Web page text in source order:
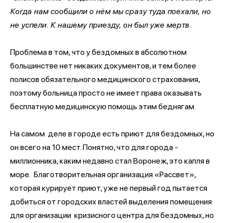
Когда нам сообщили о нём мы сразу туда поехали, но
не успели. К нашему приезду, он был уже мертв.
Проблема в том, что у бездомных в абсолютном
большинстве нет никаких документов, и тем более
полисов обязательного медицинского страхования,
поэтому больница просто не имеет права оказывать
бесплатную медицинскую помощь этим беднягам.
На самом деле в городе есть приют для бездомных, но
он всего на 10 мест. Понятно, что для города -
миллионника, каким недавно стал Воронеж, это капля в
море. Благотворительная организация «Рассвет»,
которая курирует приют, уже не первый год пытается
добиться от городских властей выделения помещения
для организации кризисного центра для бездомных, но